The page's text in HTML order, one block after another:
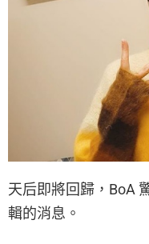
天后即將回歸，BoA
輯的消息。